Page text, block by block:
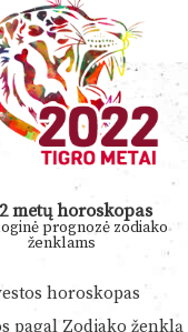
metų horoskopas
prognozė zodiako
ženklams
horoskopas
pagal Zodiako ženklą